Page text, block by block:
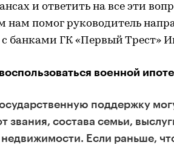
и ответить на все эти
помог руководитель
банками ГК «Первый Трест»
военной
поддержку
звания, состава семьи,
Если раньше,